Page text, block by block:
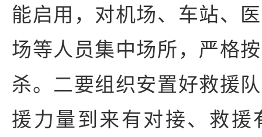
能启用，对机场、车站、
场等人员集中场所，严格
杀。二要组织安置好救援
援力量到来有对接、救援